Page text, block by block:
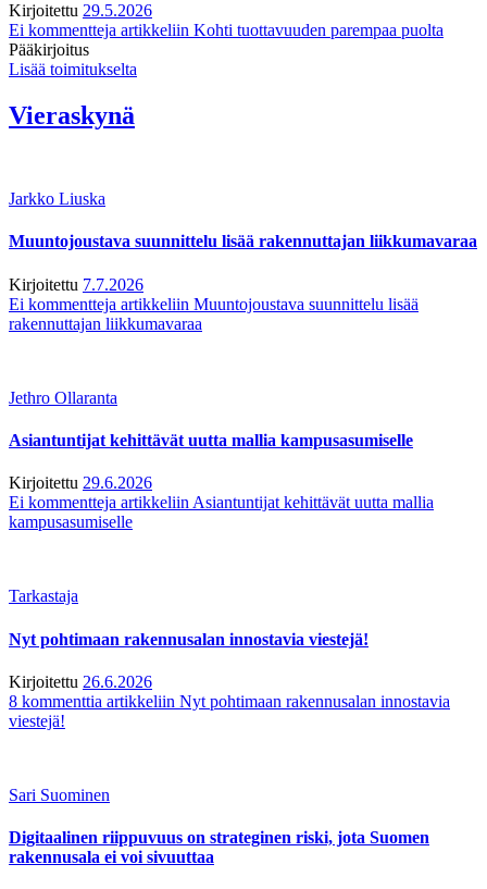
Kirjoitettu 29.5.2026
Ei kommentteja artikkeliin Kohti tuottavuuden parempaa puolta
Pääkirjoitus
Lisää toimitukselta
Vieraskynä
Jarkko Liuska
Muuntojoustava suunnittelu lisää rakennuttajan liikkumavaraa
Kirjoitettu 7.7.2026
Ei kommentteja artikkeliin Muuntojoustava suunnittelu lisää
rakennuttajan liikkumavaraa
Jethro Ollaranta
Asiantuntijat kehittävät uutta mallia kampusasumiselle
Kirjoitettu 29.6.2026
Ei kommentteja artikkeliin Asiantuntijat kehittävät uutta mallia
kampusasumiselle
Tarkastaja
Nyt pohtimaan rakennusalan innostavia viestejä!
Kirjoitettu 26.6.2026
8 kommenttia artikkeliin Nyt pohtimaan rakennusalan innostavia
viestejä!
Sari Suominen
Digitaalinen riippuvuus on strateginen riski, jota Suomen
rakennusala ei voi sivuuttaa